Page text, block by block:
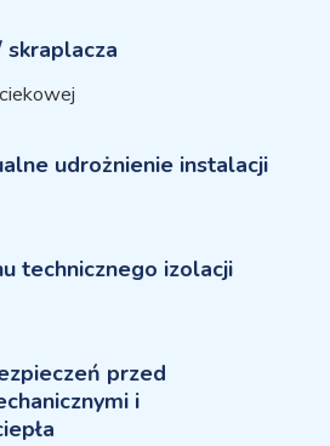
skraplacza
udrożnienie instalacji
technicznego izolacji
przed
i